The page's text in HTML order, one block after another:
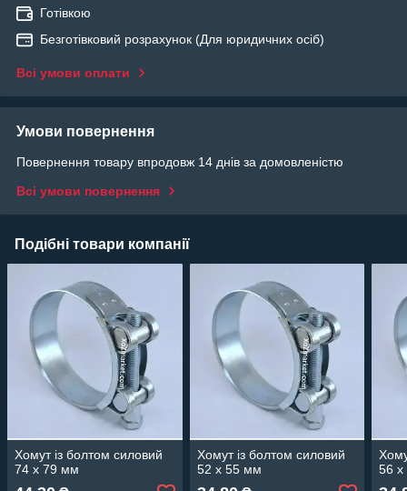
Готівкою
Безготівковий розрахунок (Для юридичних осіб)
Всі умови оплати
Умови повернення
Повернення товару впродовж 14 днів за домовленістю
Всі умови повернення
Подібні товари компанії
Хомут із болтом силовий
74 х 79 мм
Хомут із болтом силовий
52 х 55 мм
56